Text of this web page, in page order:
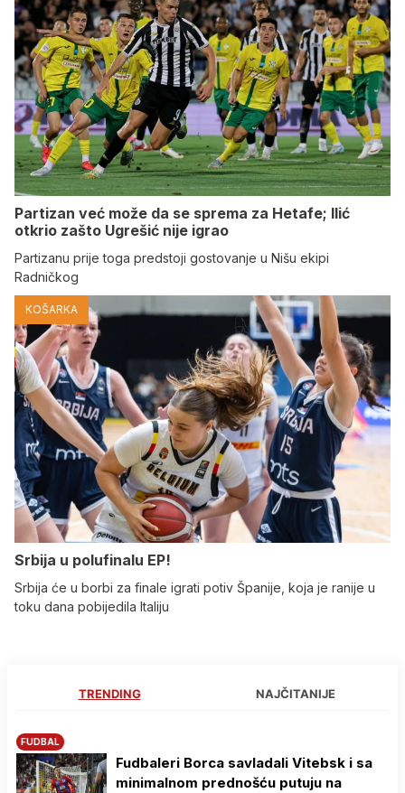
Partizan već može da se sprema za Hetafe; Ilić
otkrio zašto Ugrešić nije igrao
Partizanu prije toga predstoji gostovanje u Nišu ekipi
Radničkog
KOŠARKA
Srbija u polufinalu EP!
Srbija će u borbi za finale igrati potiv Španije, koja je ranije u
toku dana pobijedila Italiju
TRENDING NAJČITANIJE
FUDBAL
Fudbaleri Borca savladali Vitebsk i sa
minimalnom prednošću putuju na